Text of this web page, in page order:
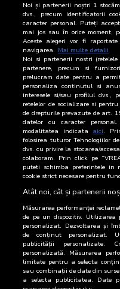
15 Iulie 2026
14 Iulie 2026
13 Iulie 2026
12 Iulie 2026
11 Iulie 2026
10 Iulie 2026
9 Iulie 2026
8 Iulie 2026
Noi și partenerii noștri 1
dvs., precum identificatorii
caracter personal. Puteți
mai jos sau în orice moment,
Aceste alegeri vor fi
navigarea. Mai multe detalii
Noi si partenerii nostri
partenere, precum si
prelucram date pentru a
personaliza continutul si
interesele si/sau profilul
retelelor de socializare si
de drepturile prevazute de art.
datelor cu caracter
modalitatea indicata aici.
folosirea tuturor Tehnologiilor
dvs. cu privire la stocarea/
colaboram. Prin click pe
puteti schimba preferintele in
cookie strict necesare pentru
Atât noi, cât și partenerii
Măsurarea performanței
de pe un dispozitiv. Utilizarea
personalizat. Dezvoltarea și
de conținut personalizat.
publicității personalizate.
personalizată. Măsurarea
limitate pentru a selecta
sau combinații de date din
a selecta publicitatea. Date